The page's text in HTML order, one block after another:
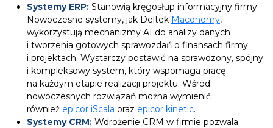
Systemy ERP: Stanowią kręgosłup informacyjny firmy.
Nowoczesne systemy, jak Deltek Maconomy,
wykorzystują mechanizmy AI do analizy danych
i tworzenia gotowych sprawozdań o finansach firmy
i projektach. Wystarczy postawić na sprawdzony, spójny
i kompleksowy system, który wspomaga pracę
na każdym etapie realizacji projektu. Wśród
nowoczesnych rozwiązań można wymienić
również epicor iScala oraz epicor kinetic.
Systemy CRM: Wdrożenie CRM w firmie pozwala